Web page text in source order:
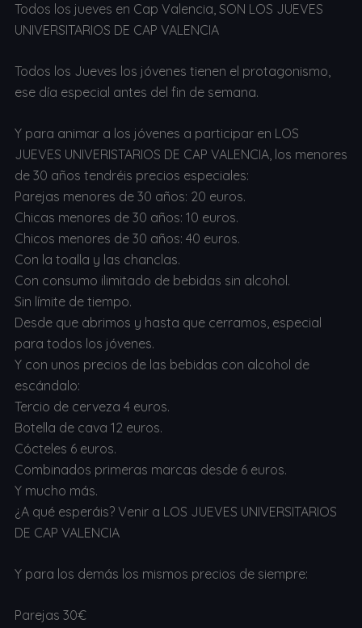
Todos los jueves en Cap Valencia, SON LOS JUEVES
UNIVERSITARIOS DE CAP VALENCIA
Todos los Jueves los jóvenes tienen el protagonismo,
ese día especial antes del fin de semana.
Y para animar a los jóvenes a participar en LOS
JUEVES UNIVERISTARIOS DE CAP VALENCIA, los menores
de 30 años tendréis precios especiales:
Parejas menores de 30 años: 20 euros.
Chicas menores de 30 años: 10 euros.
Chicos menores de 30 años: 40 euros.
Con la toalla y las chanclas.
Con consumo ilimitado de bebidas sin alcohol.
Sin límite de tiempo.
Desde que abrimos y hasta que cerramos, especial
para todos los jóvenes.
Y con unos precios de las bebidas con alcohol de
escándalo:
Tercio de cerveza 4 euros.
Botella de cava 12 euros.
Cócteles 6 euros.
Combinados primeras marcas desde 6 euros.
Y mucho más.
¿A qué esperáis? Venir a LOS JUEVES UNIVERSITARIOS
DE CAP VALENCIA
Y para los demás los mismos precios de siempre:
Parejas 30€